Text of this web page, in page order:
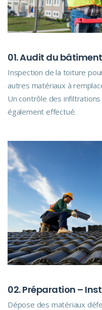
01. Audit du bâtiment
Inspection de la toiture
autres matériaux à
Un contrôle des
également effectué.
02. Préparation –
Dépose des matériaux